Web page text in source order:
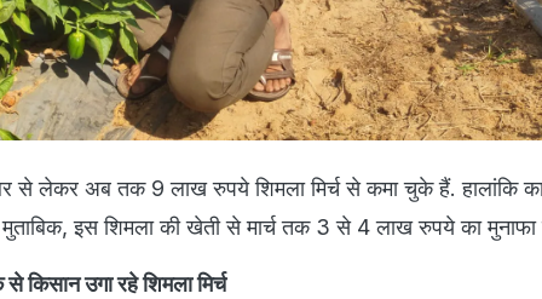
से लेकर अब तक 9 लाख रुपये शिमला मिर्च से कमा चुके हैं. हालांकि का
मुताबिक, इस शिमला की खेती से मार्च तक 3 से 4 लाख रुपये का मुनाफा
किसान उगा रहे शिमला मिर्च